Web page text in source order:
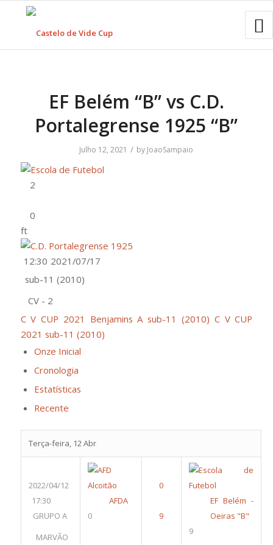
EF Belém “B” vs C.D.
Portalegrense 1925 “B”
Julho 12, 2021 / by JoaoSampaio
ft
2021/07/17
12:30
sub-11 (2010)
CV - 2
C V CUP 2021 Benjamins A sub-11 (2010) C V CUP
2021 sub-11 (2010)
Onze Inicial
Cronologia
Estatísticas
Recente
Terça-feira, 12 Abr
2022/04/12
17:30
GRUPO A
MARVÃO
AFDA
0
EF Belém -
Oeiras "B"
9